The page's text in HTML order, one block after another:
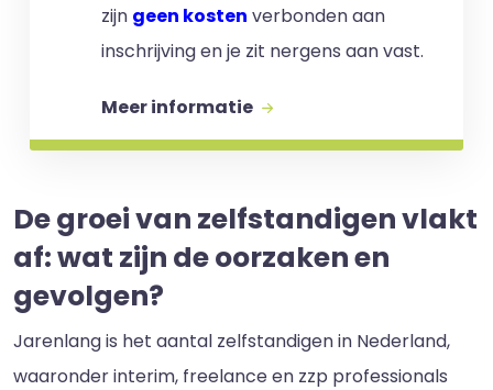
zijn geen kosten verbonden aan
inschrijving en je zit nergens aan vast.
Meer informatie
De groei van zelfstandigen vlakt
af: wat zijn de oorzaken en
gevolgen?
Jarenlang is het aantal zelfstandigen in Nederland,
waaronder interim, freelance en zzp professionals